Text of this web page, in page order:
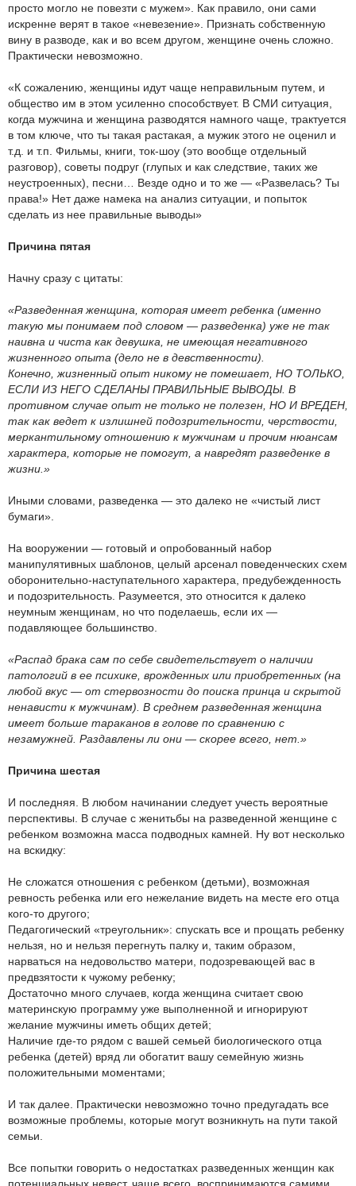
просто могло не повезти с мужем». Как правило, они сами
искренне верят в такое «невезение». Признать собственную
вину в разводе, как и во всем другом, женщине очень сложно.
Практически невозможно.
«К сожалению, женщины идут чаще неправильным путем, и
общество им в этом усиленно способствует. В СМИ ситуация,
когда мужчина и женщина разводятся намного чаще, трактуется
в том ключе, что ты такая растакая, а мужик этого не оценил и
т.д. и т.п. Фильмы, книги, ток-шоу (это вообще отдельный
разговор), советы подруг (глупых и как следствие, таких же
неустроенных), песни… Везде одно и то же — «Развелась? Ты
права!» Нет даже намека на анализ ситуации, и попыток
сделать из нее правильные выводы»
Причина пятая
Начну сразу с цитаты:
«Разведенная женщина, которая имеет ребенка (именно
такую мы понимаем под словом — разведенка) уже не так
наивна и чиста как девушка, не имеющая негативного
жизненного опыта (дело не в девственности).
Конечно, жизненный опыт никому не помешает, НО ТОЛЬКО,
ЕСЛИ ИЗ НЕГО СДЕЛАНЫ ПРАВИЛЬНЫЕ ВЫВОДЫ. В
противном случае опыт не только не полезен, НО И ВРЕДЕН,
так как ведет к излишней подозрительности, черствости,
меркантильному отношению к мужчинам и прочим нюансам
характера, которые не помогут, а навредят разведенке в
жизни.»
Иными словами, разведенка — это далеко не «чистый лист
бумаги».
На вооружении — готовый и опробованный набор
манипулятивных шаблонов, целый арсенал поведенческих схем
оборонительно-наступательного характера, предубежденность
и подозрительность. Разумеется, это относится к далеко
неумным женщинам, но что поделаешь, если их —
подавляющее большинство.
«Распад брака сам по себе свидетельствует о наличии
патологий в ее психике, врожденных или приобретенных (на
любой вкус — от стервозности до поиска принца и скрытой
ненависти к мужчинам). В среднем разведенная женщина
имеет больше тараканов в голове по сравнению с
незамужней. Раздавлены ли они — скорее всего, нет.»
Причина шестая
И последняя. В любом начинании следует учесть вероятные
перспективы. В случае с женитьбы на разведенной женщине с
ребенком возможна масса подводных камней. Ну вот несколько
на вскидку:
Не сложатся отношения с ребенком (детьми), возможная
ревность ребенка или его нежелание видеть на месте его отца
кого-то другого;
Педагогический «треугольник»: спускать все и прощать ребенку
нельзя, но и нельзя перегнуть палку и, таким образом,
нарваться на недовольство матери, подозревающей вас в
предвзятости к чужому ребенку;
Достаточно много случаев, когда женщина считает свою
материнскую программу уже выполненной и игнорируют
желание мужчины иметь общих детей;
Наличие где-то рядом с вашей семьей биологического отца
ребенка (детей) вряд ли обогатит вашу семейную жизнь
положительными моментами;
И так далее. Практически невозможно точно предугадать все
возможные проблемы, которые могут возникнуть на пути такой
семьи.
Все попытки говорить о недостатках разведенных женщин как
потенциальных невест, чаще всего, воспринимаются самими